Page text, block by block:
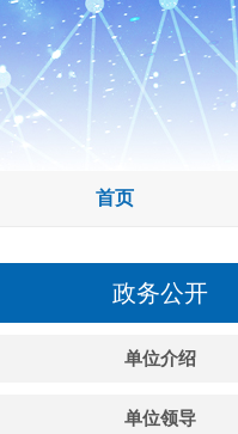
首页
政务公开
单位介绍
单位领导